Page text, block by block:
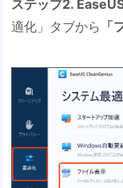
ステップ2.
適化」タブから 「